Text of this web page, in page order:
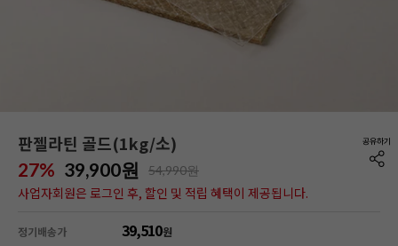
판젤라틴 골드(1kg/소)
27% 39,900원 54,990원
사업자회원은 로그인 후, 할인 및 적립 혜택이 제공됩니다.
정기배송가 39,510원